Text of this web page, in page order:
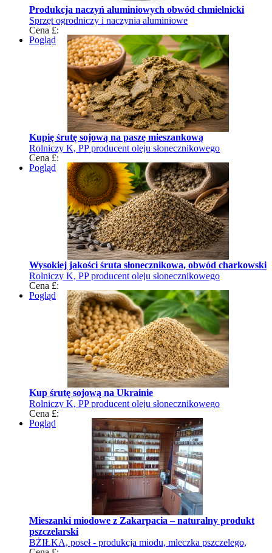
Produkcja naczyń aluminiowych obwód chmielnicki
Sprzęt ogrodniczy i naczynia aluminiowe
Cena £:
Pogląd
Kupię śrutę sojową na paszę mieszankową
Rolniczy K, PP producent oleju słonecznikowego
Cena £:
Pogląd
Wysokiej jakości śruta słonecznikowa, obwód charkowski
Rolniczy K, PP producent oleju słonecznikowego
Cena £:
Pogląd
Kup śrutę sojową na Ukrainie
Rolniczy K, PP producent oleju słonecznikowego
Cena £:
Pogląd
Mieszanki miodowe z Zakarpacia – naturalny produkt
pszczelarski
BŻIŁKA, poseł - produkcja miodu, mleczka pszczelego,